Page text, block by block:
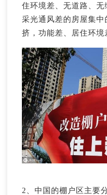
住环境差、无道路、无
采光通风差的房屋集
挤，功能差、居住环境
2、中国的棚户区主要